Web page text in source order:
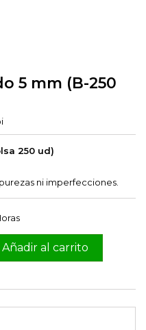
5 mm (B-250
250 ud)
ni imperfecciones.
Añadir al carrito